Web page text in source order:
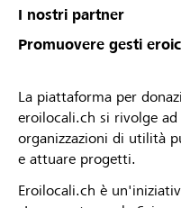
I nostri partner
Promuovere gesti
La piattaforma per
eroilocali.ch si rivolge
organizzazioni di utilità
e attuare progetti.
Eroilocali.ch è